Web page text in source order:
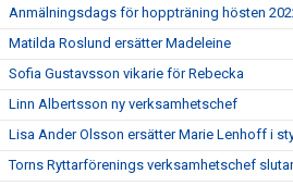
Anmälningsdags för hoppträning hösten
Matilda Roslund ersätter Madeleine
Sofia Gustavsson vikarie för Rebecka
Linn Albertsson ny verksamhetschef
Lisa Ander Olsson ersätter Marie Lenhoff i
Torns Ryttarförenings verksamhetschef slutar